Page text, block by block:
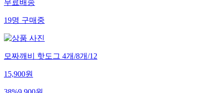
무료배송
19명구매중
모짜깨비 핫도그 4개/8개/12
15,900원